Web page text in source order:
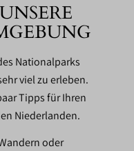
Nationalparks
viel zu erleben.
Tipps für Ihren
Niederlanden.
oder